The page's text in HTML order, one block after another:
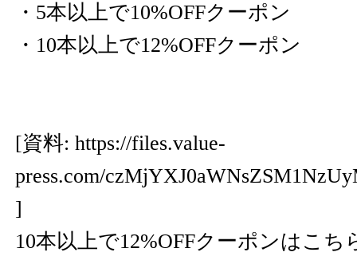
・5本以上で10%OFFクーポン
・10本以上で12%OFFクーポン
[資料: https://files.value-
press.com/
]
10本以上で12%OFFクーポンはこち